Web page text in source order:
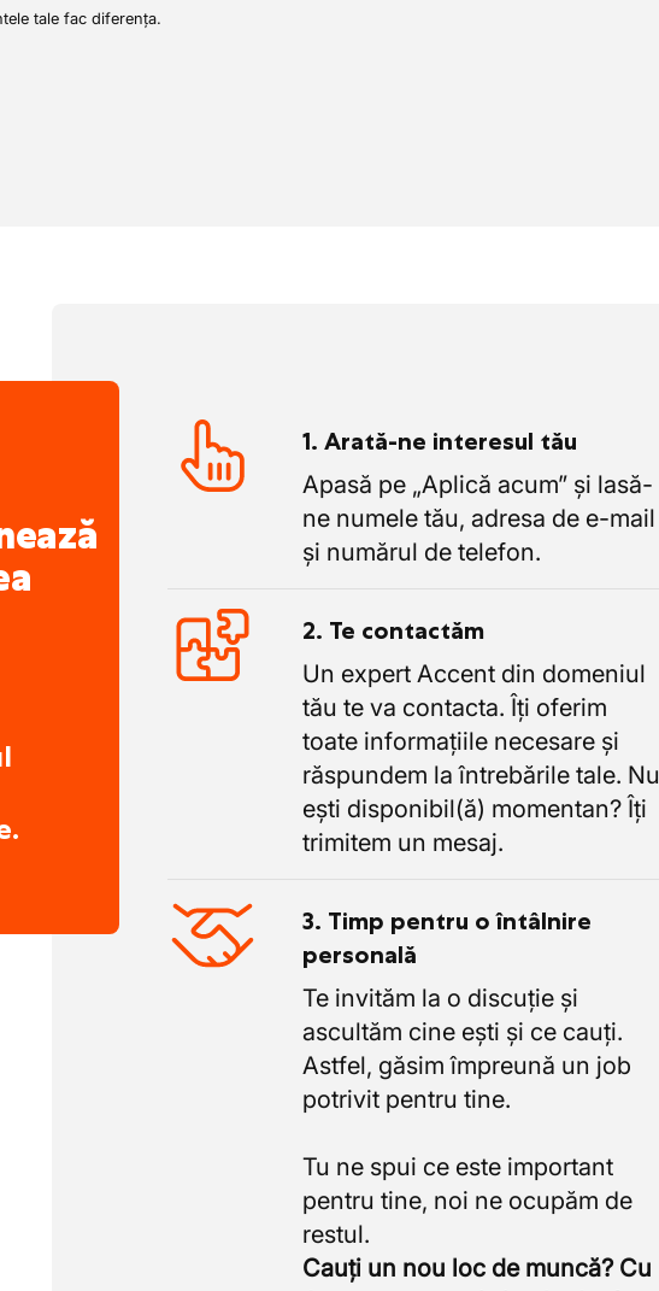
tale fac diferența.
1. Arată-ne interesul tău
Apasă pe „Aplică acum” și lasă-
ne numele tău, adresa de e-mail
și numărul de telefon.
2. Te contactăm
Un expert Accent din domeniul
tău te va contacta. Îți oferim
toate informațiile necesare și
răspundem la întrebările tale. Nu
ești disponibil(ă) momentan? Îți
trimitem un mesaj.
3. Timp pentru o întâlnire
personală
Te invităm la o discuție și
ascultăm cine ești și ce cauți.
Astfel, găsim împreună un job
potrivit pentru tine.
Tu ne spui ce este important
pentru tine, noi ne ocupăm de
Cauți un nou loc de muncă? Cu